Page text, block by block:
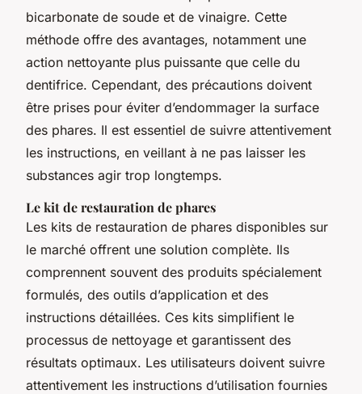
bicarbonate de soude et de vinaigre. Cette
méthode offre des avantages, notamment une
action nettoyante plus puissante que celle du
dentifrice. Cependant, des précautions doivent
être prises pour éviter d’endommager la surface
des phares. Il est essentiel de suivre attentivement
les instructions, en veillant à ne pas laisser les
substances agir trop longtemps.
Le kit de restauration de phares
Les kits de restauration de phares disponibles sur
le marché offrent une solution complète. Ils
comprennent souvent des produits spécialement
formulés, des outils d’application et des
instructions détaillées. Ces kits simplifient le
processus de nettoyage et garantissent des
résultats optimaux. Les utilisateurs doivent suivre
attentivement les instructions d’utilisation fournies